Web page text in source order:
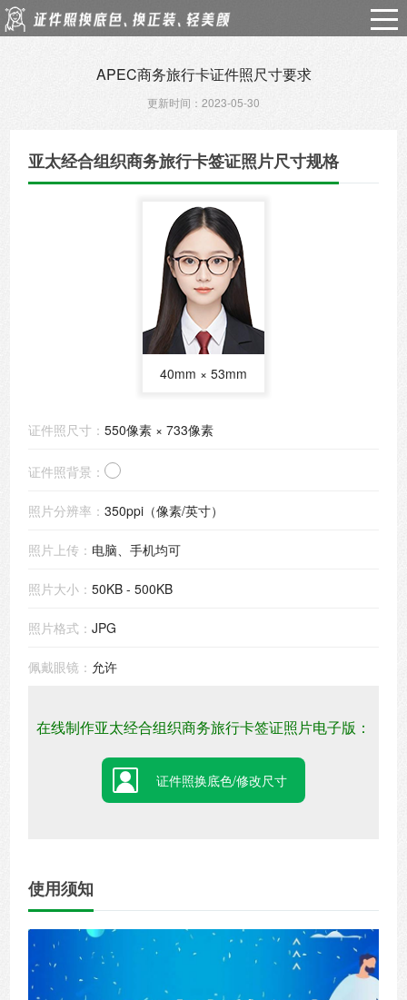
APEC商务旅行卡证件照尺寸要求
更新时间：2023-05-30
亚太经合组织商务旅行卡签证照片尺寸规格
40mm × 53mm
证件照尺寸：550像素 × 733像素
证件照背景：
照片分辨率：350ppi（像素/英寸）
照片上传： 电脑、手机均可
照片大小：50KB - 500KB
照片格式：JPG
佩戴眼镜： 允许
在线制作亚太经合组织商务旅行卡签证照片电子版：
证件照换底色/修改尺寸
使用须知